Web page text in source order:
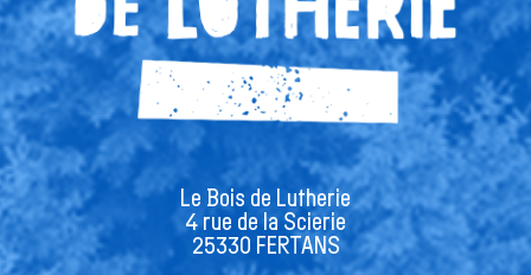
Le Bois de Lutherie
4 rue de la Scierie
25330 FERTANS